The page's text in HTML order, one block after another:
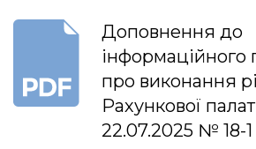
Доповнення до
інформаційного
про виконання
Рахункової
22.07.2025 № 18-1